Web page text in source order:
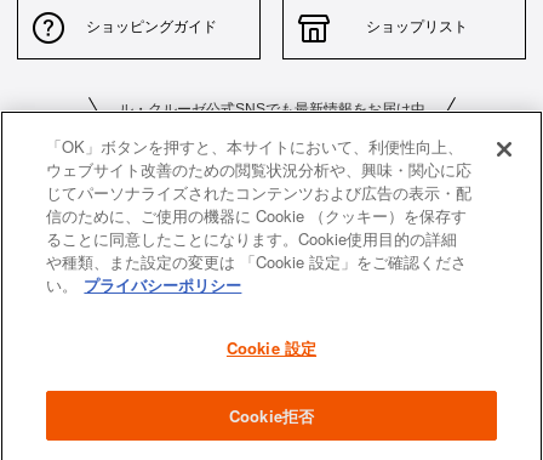
ショッピングガイド ショップリスト
ル・クルーゼ公式SNSでも最新情報をお届け中
お問い合わせ サイトポリシー
「OK」ボタンを押すと、本サイトにおいて、利便性向上、
ウェブサイト改善のための閲覧状況分析や、興味・関心に応
じてパーソナライズされたコンテンツおよび広告の表示・配
信のために、ご使用の機器に Cookie （クッキー）を保存す
ることに同意したことになります。Cookie使用目的の詳細
や種類、また設定の変更は 「Cookie 設定」をご確認くださ
い。
プライバシーポリシー
Cookie 設定
Cookie拒否